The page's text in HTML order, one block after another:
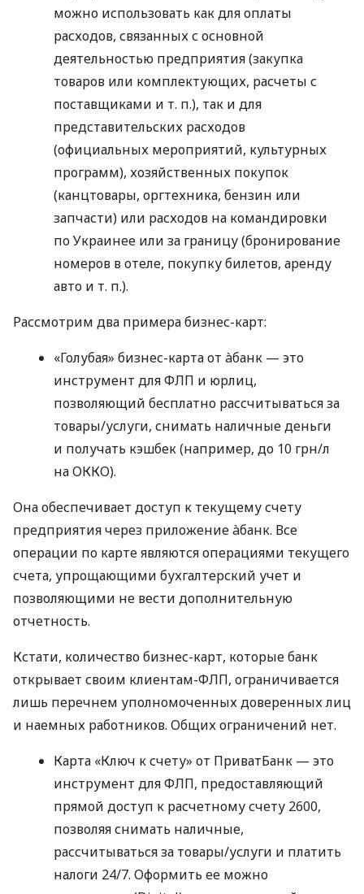
можно использовать как для оплаты
расходов, связанных с основной
деятельностью предприятия (закупка
товаров или комплектующих, расчеты с
поставщиками и т. п.), так и для
представительских расходов
(официальных мероприятий, культурных
программ), хозяйственных покупок
(канцтовары, оргтехника, бензин или
запчасти) или расходов на командировки
по Украинее или за границу (бронирование
номеров в отеле, покупку билетов, аренду
авто и т. п.).
Рассмотрим два примера бизнес-карт:
«Голубая» бизнес-карта от àбанк — это
инструмент для ФЛП и юрлиц,
позволяющий бесплатно рассчитываться за
товары/услуги, снимать наличные деньги
и получать кэшбек (например, до 10 грн/л
на ОККО).
Она обеспечивает доступ к текущему счету
предприятия через приложение àбанк. Все
операции по карте являются операциями текущего
счета, упрощающими бухгалтерский учет и
позволяющими не вести дополнительную
отчетность.
Кстати, количество бизнес-карт, которые банк
открывает своим клиентам-ФЛП, ограничивается
лишь перечнем уполномоченных доверенных лиц
и наемных работников. Общих ограничений нет.
Карта «Ключ к счету» от ПриватБанк — это
инструмент для ФЛП, предоставляющий
прямой доступ к расчетному счету 2600,
позволяя снимать наличные,
рассчитываться за товары/услуги и платить
налоги 24/7. Оформить ее можно